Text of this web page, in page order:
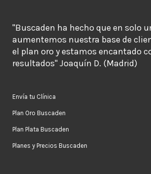
"Buscaden ha hecho que en solo
aumentemos nuestra base de
el plan oro y estamos encantado
resultados" Joaquín D. (Madrid)
Envía tu Clínica
Plan Oro Buscaden
Plan Plata Buscaden
Planes y Precios Buscaden